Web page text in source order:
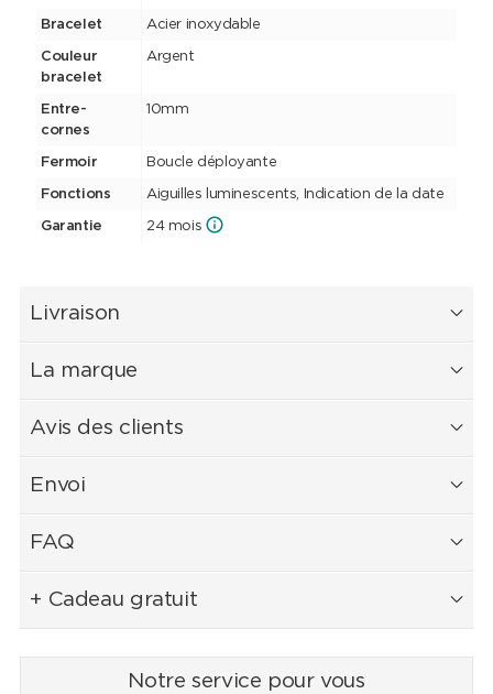
Bracelet Acier inoxydable
Couleur
bracelet
Argent
Entre-
cornes
10mm
Fermoir Boucle déployante
Fonctions Aiguilles luminescents, Indication de la date
Garantie 24 mois
Livraison
La marque
Avis des clients
Envoi
FAQ
+ Cadeau gratuit
Notre service pour vous